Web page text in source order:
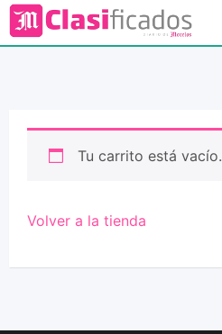
Skip
to
Tu carrito está vacío.
Volver a la tienda